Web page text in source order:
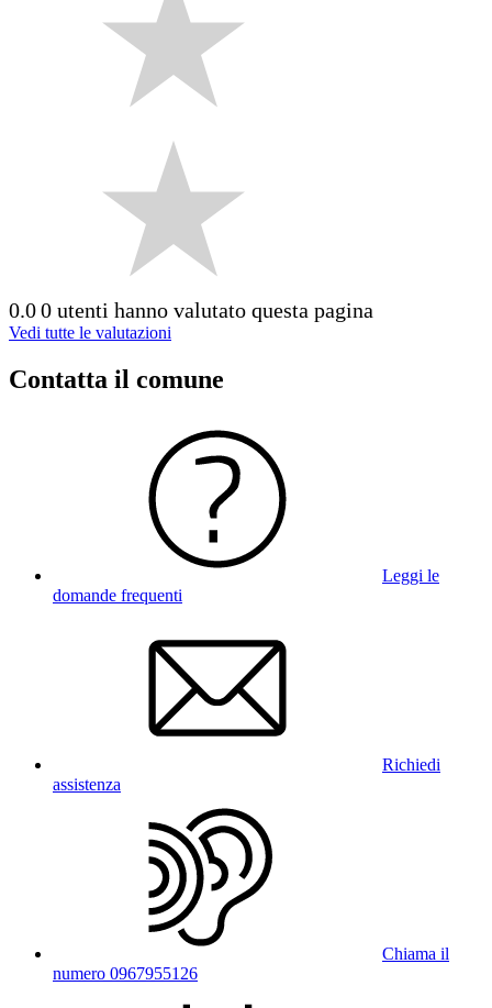
0.00 utenti hanno valutato questa pagina
Vedi tutte le valutazioni
Contatta il comune
Leggi le
domande frequenti
Richiedi
assistenza
Chiama il
numero 0967955126